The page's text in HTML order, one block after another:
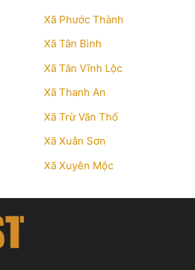
Xã Phước Thành
Xã Tân Bình
Xã Tân Vĩnh Lộc
Xã Thanh An
Xã Trừ Văn Thố
Xã Xuân Sơn
Xã Xuyên Mộc